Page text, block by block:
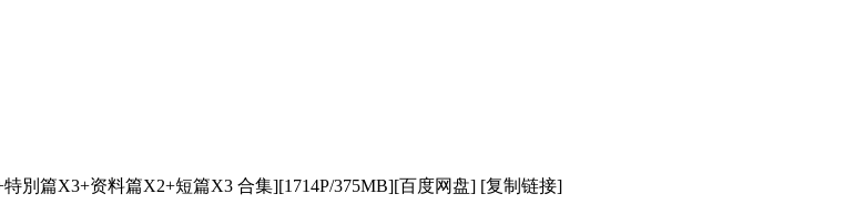
別篇X3+资料篇X2+短篇X3 合集][1714P/375MB][百度网盘] [复制链接]